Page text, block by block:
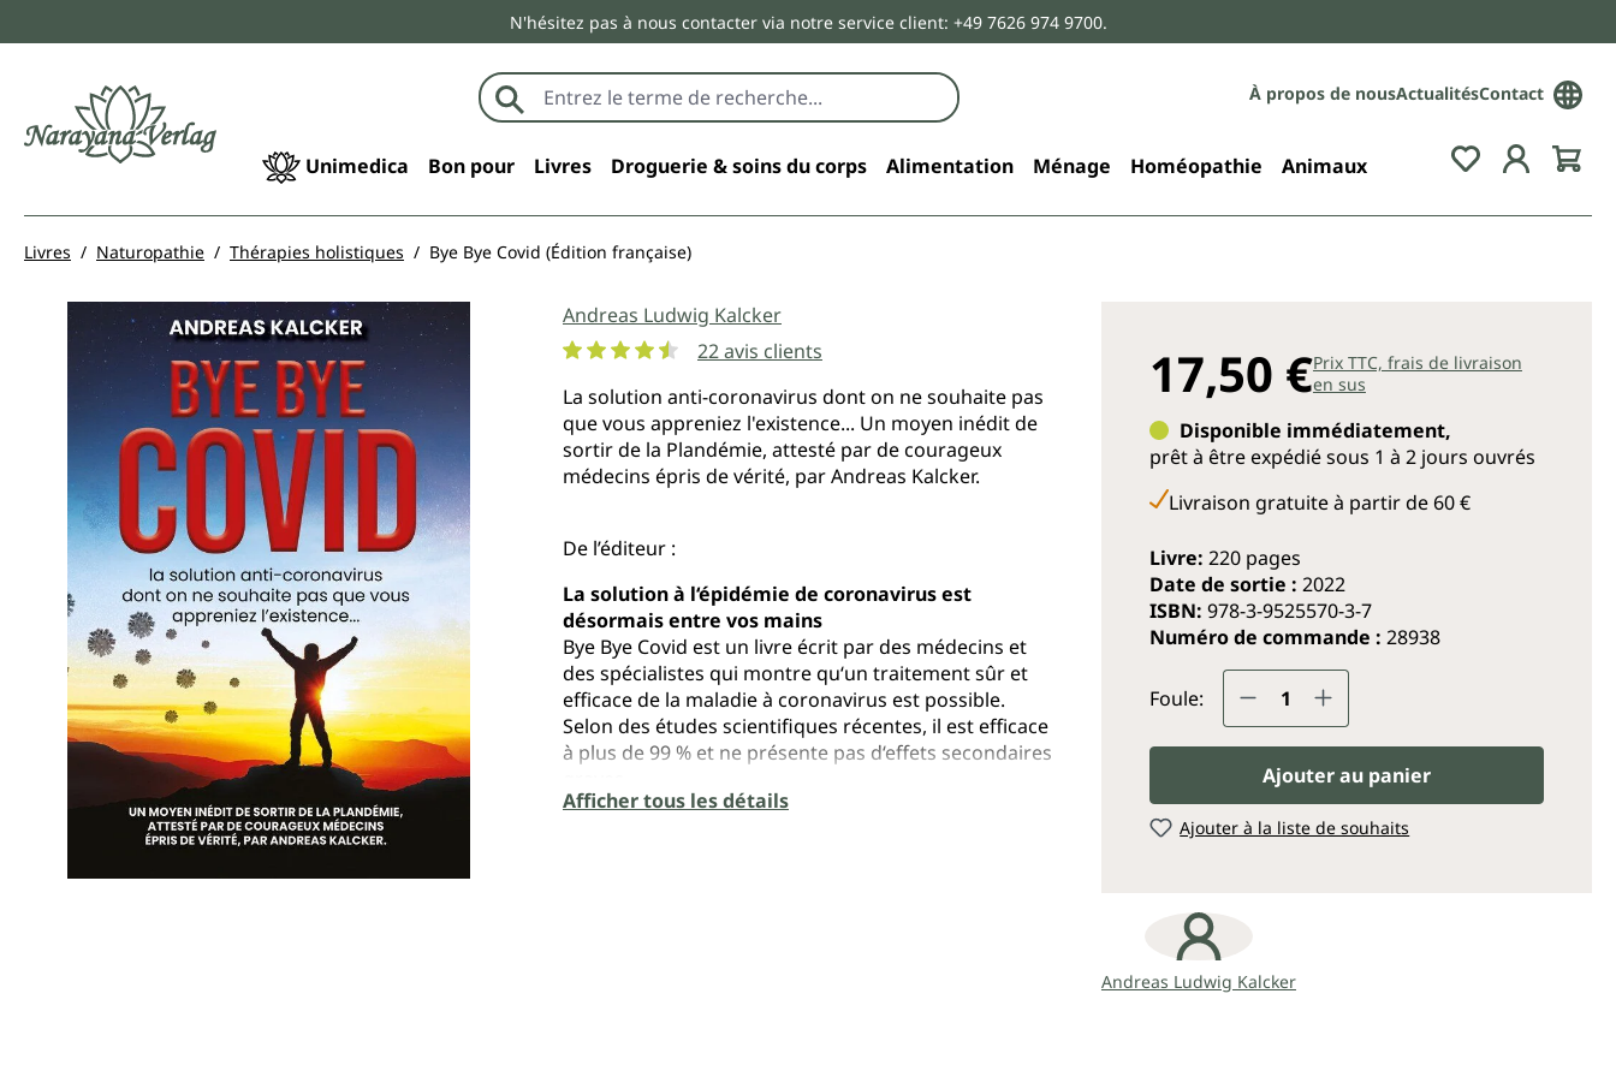
N'hésitez pas à nous contacter via notre service client: +49 7626 974 9700.
À propos de nousActualitésContact
Unimedica Bon pour Livres Droguerie & soins du corps Alimentation Ménage Homéopathie Animaux
Livres Naturopathie Thérapies holistiques Bye Bye Covid (Édition française)
Ignorer la galerie d'images Andreas Ludwig Kalcker
22 avis clients
La solution anti-coronavirus dont on ne souhaite pas
que vous appreniez l'existence... Un moyen inédit de
sortir de la Plandémie, attesté par de courageux
médecins épris de vérité, par Andreas Kalcker.
De l’éditeur :
La solution à l‘épidémie de coronavirus est
désormais entre vos mains
Bye Bye Covid est un livre écrit par des médecins et
des spécialistes qui montre qu‘un traitement sûr et
efficace de la maladie à coronavirus est possible.
Selon des études scientifiques récentes, il est efficace
à plus de 99 % et ne présente pas d‘effets secondaires
Afficher tous les détails
17,50 €Prix TTC, frais de livraison
en sus
Disponible immédiatement,
prêt à être expédié sous 1 à 2 jours ouvrés
Livraison gratuite à partir de 60 €
Livre: 220 pages
Date de sortie : 2022
ISBN: 978-3-9525570-3-7
Numéro de commande : 28938
Foule: Quantité de produit :
Ajouter au panier
Ajouter à la liste de souhaits
Andreas Ludwig Kalcker